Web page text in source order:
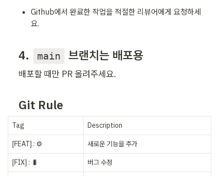
Github에서 완료한 작업을 적절한 리뷰어에게 요청하세
요.
4. main 브랜치는 배포용
배포할 때만 PR 올려주세요.
Git Rule
Tag Description
[FEAT] : ⚙️ 새로운 기능을 추가
[FIX] : 🐛 버그 수정